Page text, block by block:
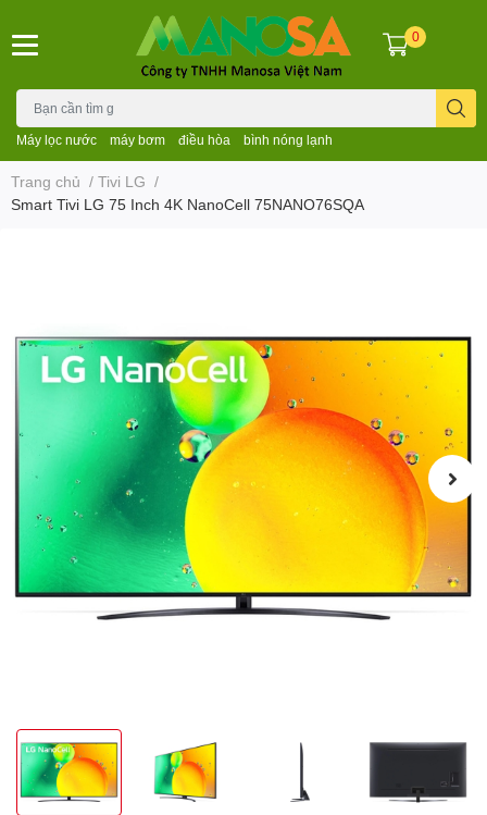
Máy lọc nước máy bơm điều hòa bình nóng lạnh
0
Trang chủ / Tivi LG /
Smart Tivi LG 75 Inch 4K NanoCell 75NANO76SQA